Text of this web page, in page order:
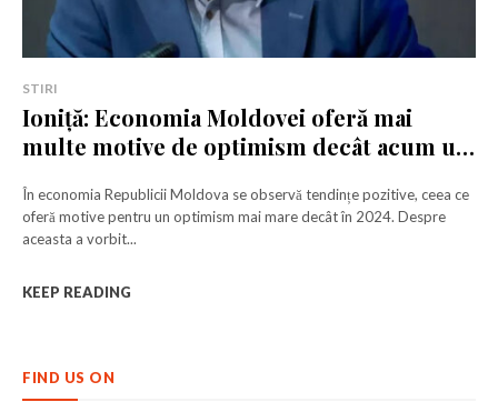
Rămâi conectat la lumea afacerilor și
Rămâi conectat la lumea afacerilor și
STIRI
Ioniță: Economia Moldovei oferă mai
multe motive de optimism decât acum un
În economia Republicii Moldova se observă tendințe pozitive, ceea ce
oferă motive pentru un optimism mai mare decât în 2024. Despre
aceasta a vorbit...
KEEP READING
FIND US ON